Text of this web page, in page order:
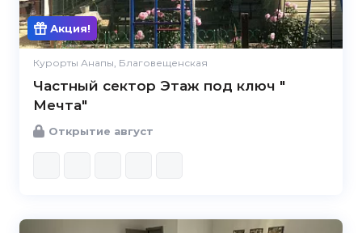
Акция!
Курорты Анапы, Благовещенская
Частный сектор Этаж под ключ "
Мечта"
Открытие август